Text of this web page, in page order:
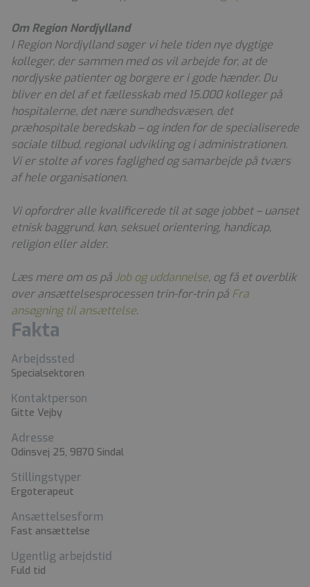
Om Region Nordjylland
I Region Nordjylland søger vi hele tiden nye dygtige
kolleger, der sammen med os vil arbejde for, at de
nordjyske patienter og borgere er i gode hænder. Du
bliver en del af et fællesskab med 15.000 kolleger på
hospitalerne, det nære sundhedsvæsen, det
præhospitale beredskab – og inden for de specialiserede
sociale tilbud, regional udvikling og i administrationen.
Vi er stolte af vores faglighed og samarbejde på tværs
af hele organisationen.
Vi opfordrer alle kvalificerede til at søge jobbet – uanset
etnisk baggrund, køn, seksuel orientering, handicap,
religion eller alder.
Læs mere om os på Job og uddannelse, og få et overblik
over ansættelsesprocessen trin-for-trin på Fra
ansøgning til ansættelse.
Fakta
Arbejdssted
Specialsektoren
Kontaktperson
Gitte Vejby
Adresse
Odinsvej 25, 9870 Sindal
Stillingstyper
Ergoterapeut
Ansættelsesform
Fast ansættelse
Ugentlig arbejdstid
Fuld tid